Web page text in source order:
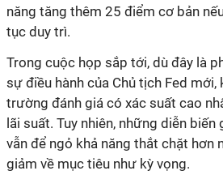
năng tăng thêm 25 điểm cơ bản
tục duy trì.
Trong cuộc họp sắp tới, dù đây là
sự điều hành của Chủ tịch Fed
trường đánh giá có xác suất cao
lãi suất. Tuy nhiên, những diễn biến
vẫn để ngỏ khả năng thắt chặt hơn
giảm về mục tiêu như kỳ vọng.